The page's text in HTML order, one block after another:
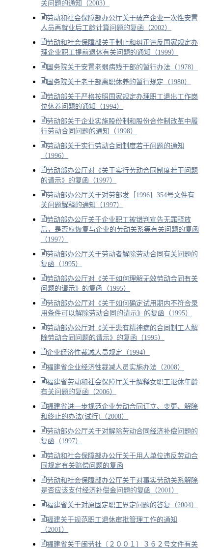
关问题的通知（2003）
劳动和社会保障部办公厅关于破产企业一次性安置
人员再就业后工龄计算问题的复函（2002）
劳动和社会保障部关于制止和纠正违反国家规定办
理企业职工提前退休有关问题的通知（1999）
国务院关于安置老弱病残干部的暂行办法（1978）
国务院关于老干部离职休养的暂行规定（1980）
劳动部关于严格按照国家规定办理职工退出工作岗
位休养问题的通知（1994）
劳动部关于企业实施股份制和股份合作制改革中履
行劳动合同问题的通知（1998）
劳动部关于实行劳动合同制度若干问题的通知
（1996）
劳动部办公厅对《关于实行劳动合同制度若干问题
的请示》的复函（1997）
劳动部办公厅关于对劳部发［1996］354号文件有
关问题解释的通知（1997）
劳动部办公厅关于企业职工被错判宣告无罪释放
后，是否应恢复与企业的劳动关系等有关问题的复函
（1997）
劳动部办公厅关于劳动者解除劳动合同有关问题的
复函（1995）
劳动部办公厅对《关于如何理解无效劳动合同有关
问题的请示》的复函（1995）
劳动部办公厅对《关于如何确定试用期内不符合录
用条件可以解除劳动合同的请示》的复函（1995）
劳动部办公厅对《关于患有精神病的合同制工人解
除劳动合同问题的请示》的复函（1995）
企业经济性裁减人员规定（1994）
福建省企业经济性裁减人员实施办法（2008）
福建省劳动和社会保障厅关于解释女职工退休年龄
有关问题的复函（2006）
福建省进一步规范企业劳动合同订立、变更、解除
和终止的办法(试行)（2008）
劳动部办公厅关于对解除劳动合同经济补偿问题的
复函（1997）
劳动和社会保障部办公厅关于用人单位违反劳动合
同规定有关赔偿问题的复函
劳动和社会保障部办公厅关于对事实劳动关系解除
是否应该支付经济补偿金问题的复函（2001）
福建省关于对原固定职工界定问题的答复（2004）
福建关于规范职工退休审批管理工作的通知
（2001）
福建省关于闽劳社〔２００１〕３６２号文件有关